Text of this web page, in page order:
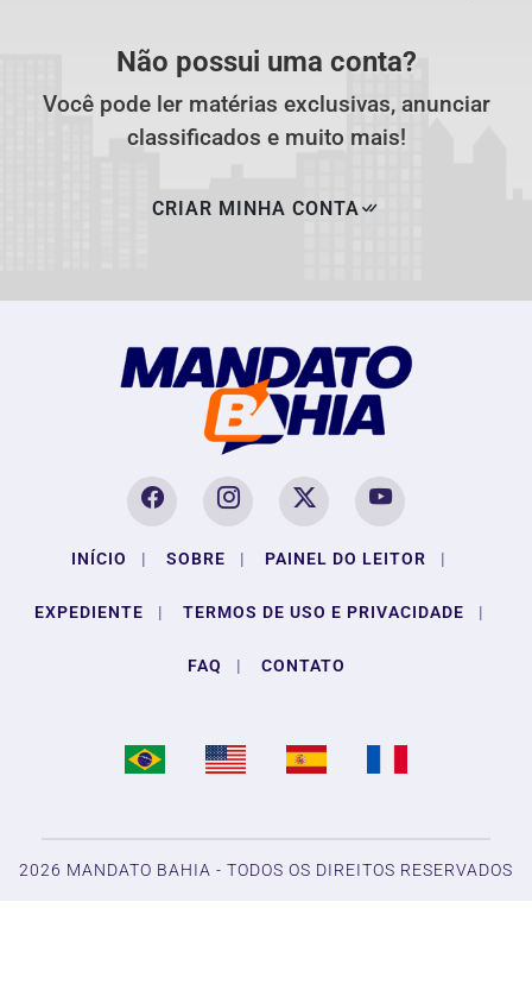
Não possui uma conta?
Você pode ler matérias exclusivas, anunciar
classificados e muito mais!
CRIAR MINHA CONTA
INÍCIO | SOBRE | PAINEL DO LEITOR |
EXPEDIENTE | TERMOS DE USO E PRIVACIDADE |
FAQ | CONTATO
2026 MANDATO BAHIA - TODOS OS DIREITOS RESERVADOS
Termos de Uso e Privacidade
Privacidade.